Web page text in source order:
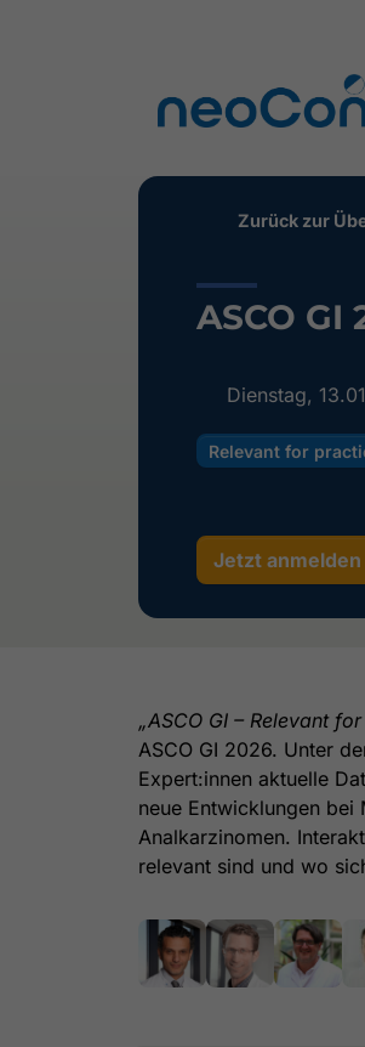
Zurück zur
ASCO
Dienstag,
Relevant for
Jetzt
„ASCO GI – Relevant
ASCO GI 2026. Unter
Expert:innen aktuelle
neue Entwicklungen bei
Analkarzinomen.
relevant sind und wo